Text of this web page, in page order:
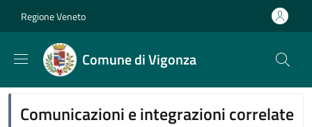
Regione Veneto
Comune di Vigonza
Comunicazioni e integrazioni correlate